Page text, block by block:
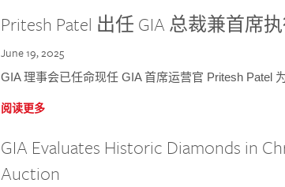
Pritesh Patel 出任 GIA 总裁兼首席
June 19, 2025
GIA 理事会已任命现任 GIA 首席运营官 Pritesh Patel
阅读更多
GIA Evaluates Historic Diamonds in
Auction